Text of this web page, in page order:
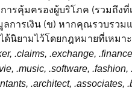
รคุ้มครองผู้บริโภค (รวมถึง
ลการเงิน (ข) หากคุณรวบ
นิยามไว้โดยกฎหมายที่เหมา
.claims, .exchange,
.music, .software,
.architect,